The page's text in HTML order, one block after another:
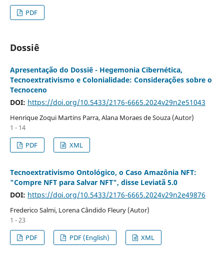
PDF
Dossiê
Apresentação do Dossiê - Hegemonia Cibernética,
Tecnoextrativismo e Colonialidade: Considerações sobre o
Tecnoceno
DOI: https://doi.org/10.5433/2176-6665.2024v29n2e51043
Henrique Zoqui Martins Parra, Alana Moraes de Souza (Autor)
1 - 14
PDF
XML
Tecnoextrativismo Ontológico, o Caso Amazônia NFT:
"Compre NFT para Salvar NFT", disse Leviatã 5.0
DOI: https://doi.org/10.5433/2176-6665.2024v29n2e49876
Frederico Salmi, Lorena Cândido Fleury (Autor)
1 - 23
PDF
PDF (English) XML